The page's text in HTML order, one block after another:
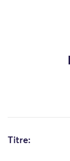
Titre: